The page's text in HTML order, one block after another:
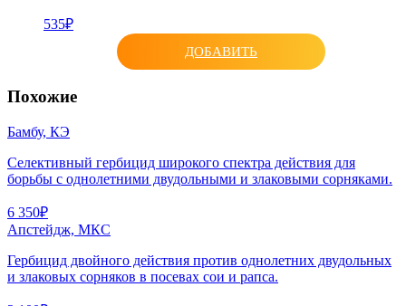
535₽
ДОБАВИТЬ
Похожие
Бамбу, КЭ
Селективный гербицид широкого спектра действия для
борьбы с однолетними двудольными и злаковыми сорняками.
6 350₽
Апстейдж, МКС
Гербицид двойного действия против однолетних двудольных
и злаковых сорняков в посевах сои и рапса.